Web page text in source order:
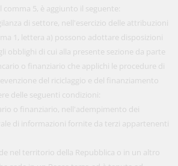
5, è aggiunto il seguente:
di settore, nell'esercizio delle attribuzioni
1, lettera a) possono adottare disposizioni
obblighi di cui alla presente sezione da parte
o finanziario che applichi le procedure di
del riciclaggio e del finanziamento
delle seguenti condizioni:
o finanziario, nell'adempimento dei
di informazioni fornite da terzi appartenenti
nel territorio della Repubblica o in un altro